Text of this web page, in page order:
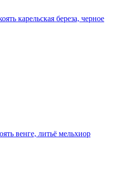
карельская береза, черное
венге, литьё мельхиор